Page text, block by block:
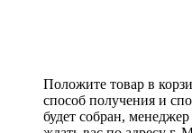
Положите товар в
способ получения и
будет собран,